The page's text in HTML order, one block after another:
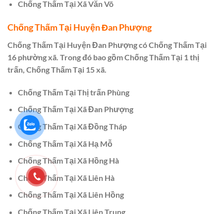
Chống Thấm Tại Xã Văn Võ
Chống Thấm Tại Huyện Đan Phượng
Chống Thấm Tại Huyện Đan Phượng có Chống Thấm Tại
16 phường xã. Trong đó bao gồm Chống Thấm Tại 1 thị
trấn, Chống Thấm Tại 15 xã.
Chống Thấm Tại Thị trấn Phùng
Chống Thấm Tại Xã Đan Phượng
Chống Thấm Tại Xã Đồng Tháp
Chống Thấm Tại Xã Hạ Mỗ
Chống Thấm Tại Xã Hồng Hà
Chống Thấm Tại Xã Liên Hà
Chống Thấm Tại Xã Liên Hồng
Chống Thấm Tại Xã Liên Trung